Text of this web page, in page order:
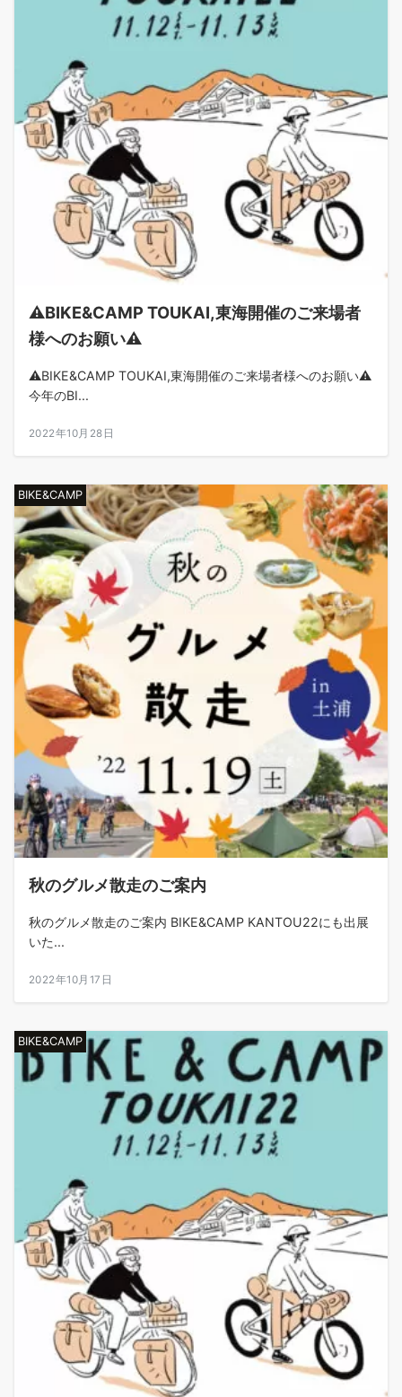
⚠BIKE&CAMP TOUKAI,東海開催のご来場者
様へのお願い⚠
⚠BIKE&CAMP TOUKAI,東海開催のご来場者様へのお願い⚠
今年のBI...
2022年10月28日
BIKE&CAMP
秋のグルメ散走のご案内
秋のグルメ散走のご案内 BIKE&CAMP KANTOU22にも出展
いた...
2022年10月17日
BIKE&CAMP